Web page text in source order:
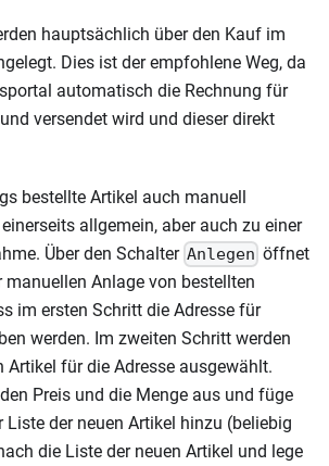
hauptsächlich über den Kauf im
Dies ist der empfohlene Weg, da
automatisch die Rechnung für
versendet wird und dieser direkt
bestellte Artikel auch manuell
allgemein, aber auch zu einer
Über den Schalter Anlegen öffnet
Anlage von bestellten
im ersten Schritt die Adresse für
werden. Im zweiten Schritt werden
Artikel für die Adresse ausgewählt.
Preis und die Menge aus und füge
Liste der neuen Artikel hinzu (beliebig
die Liste der neuen Artikel und lege